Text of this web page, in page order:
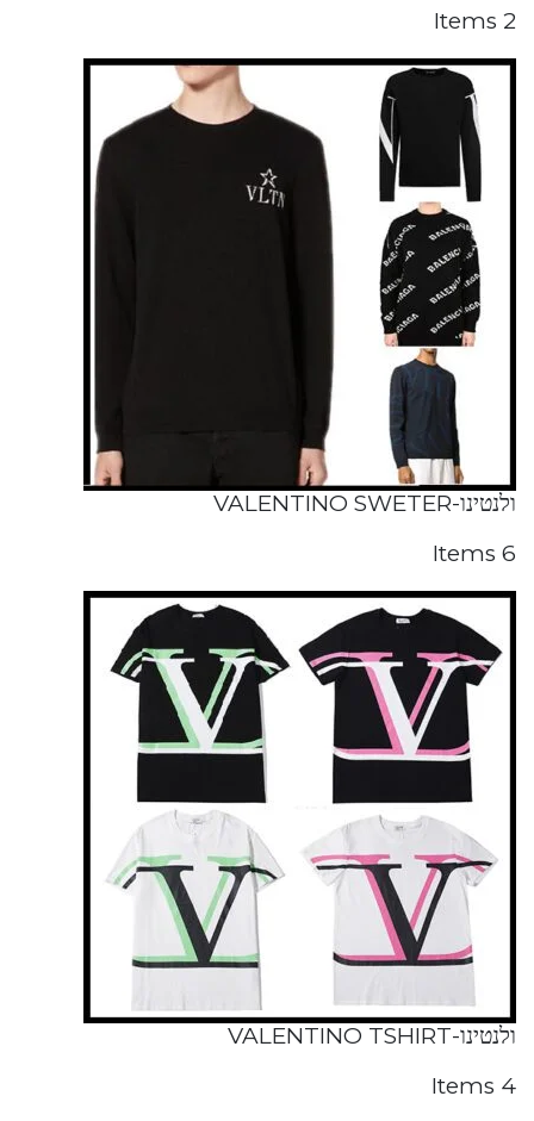
2 Items
ולנטינו-VALENTINO SWETER
6 Items
ולנטינו-VALENTINO TSHIRT
4 Items